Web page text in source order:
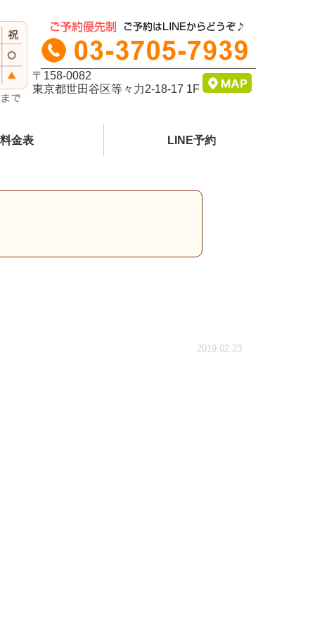
〒158-0082
東京都世田谷区等々力2-18-17 1F
料金表 LINE予約
2019.02.23